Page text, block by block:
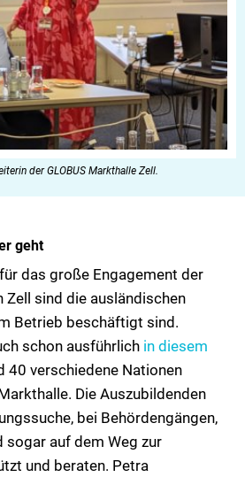
der GLOBUS Markthalle Zell.
geht
das große Engagement der
Zell sind die ausländischen
Betrieb beschäftigt sind.
schon ausführlich in diesem
40 verschiedene Nationen
Die Auszubildenden
bei Behördengängen,
sogar auf dem Weg zur
und beraten. Petra